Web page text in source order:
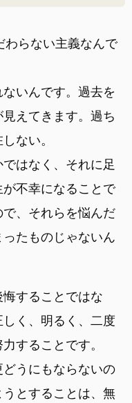
わらない主義なんで
いんです。過去を
えてきます。過ち
ない。
はなく、それに足
不幸になることで
、それらを悩んだ
たものじゃないん
することではな
く、明るく、二度
することです。
うにもならないの
とすることは、無